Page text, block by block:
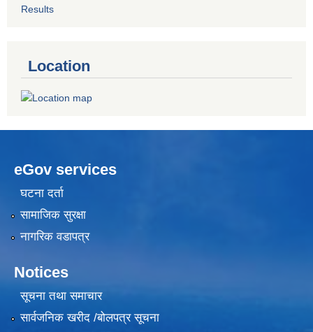
Results
Location
eGov services
घटना दर्ता
सामाजिक सुरक्षा
नागरिक वडापत्र
Notices
सूचना तथा समाचार
सार्वजनिक खरीद /बोलपत्र सूचना